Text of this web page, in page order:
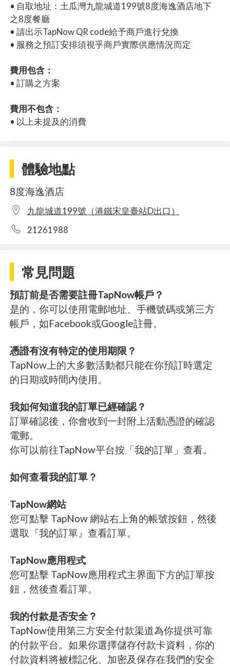
• 自取地址：土瓜灣九龍城道199號8度海逸酒店地下
之8度餐廳
• 請出示TapNow QR code給予商戶進行兌換
• 服務之預訂安排須視乎商戶實際供應情況而定
費用包含：
• 訂購之方案
費用不包含：
• 以上未提及的消費
體驗地點
8度海逸酒店
九龍城道199號（港鐵宋皇臺站D出口）
21261988
常見問題
預訂前是否需要註冊TapNow帳戶？
是的，你可以使用電郵地址、手機號碼或第三方
帳戶，如Facebook或Google註冊。
憑證有沒有特定的使用期限？
TapNow上的大多數活動都只能在你預訂時選定
的日期或時間內使用。
我如何知道我的訂單已經確認？
訂單確認後，你會收到一封附上活動憑證的確認
電郵。
你可以前往TapNow平台按「我的訂單」查看。
如何查看我的訂單？
TapNow網站
您可點擊 TapNow 網站右上角的帳號按鈕，然後
選取『我的訂單』查看訂單。
TapNow應用程式
您可點擊 TapNow應用程式主界面下方的訂單按
鈕，然後查看訂單。
我的付款是否安全？
TapNow使用第三方安全付款渠道為你提供可靠
的付款平台。如果你選擇儲存付款卡資料，你的
付款資料將被標記化、加密及保存在我們的安全